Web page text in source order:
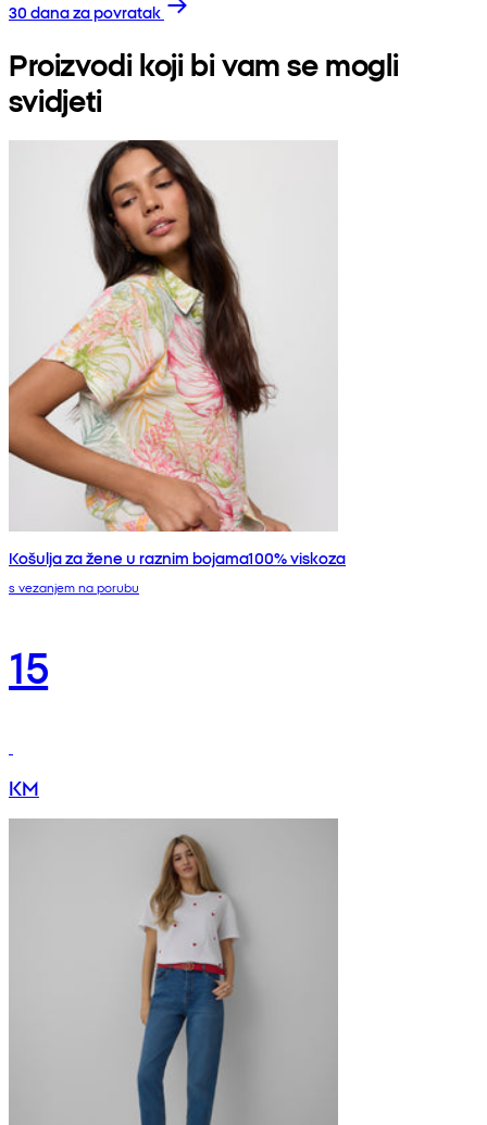
30 dana za povratak
Proizvodi koji bi vam se mogli
svidjeti
Košulja za žene u raznim bojama100% viskoza
s vezanjem na porubu
15
KM